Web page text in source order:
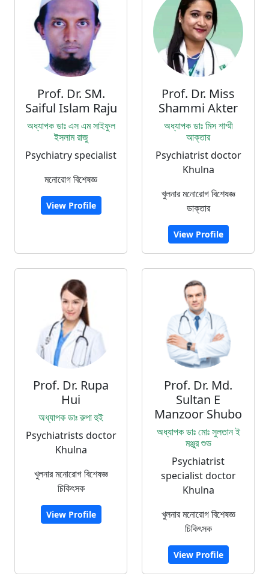
Prof. Dr. SM.
Saiful Islam Raju
অধ্যাপক ডাঃ এস এম সাইফুল
ইসলাম রাজু
Psychiatry specialist
মনোরোগ বিশেষজ্ঞ
View Profile
Prof. Dr. Miss
Shammi Akter
অধ্যাপক ডাঃ মিস শাম্মী
আক্তার
Psychiatrist doctor
Khulna
খুলনার মনোরোগ বিশেষজ্ঞ
ডাক্তার
View Profile
Prof. Dr. Rupa
Hui
অধ্যাপক ডাঃ রুপা হুই
Psychiatrists doctor
Khulna
খুলনার মনোরোগ বিশেষজ্ঞ
চিকিৎসক
View Profile
Prof. Dr. Md.
Sultan E
Manzoor Shubo
অধ্যাপক ডাঃ মোঃ সুলতান ই
মঞ্জুর শুভ
Psychiatrist
specialist doctor
Khulna
খুলনার মনোরোগ বিশেষজ্ঞ
চিকিৎসক
View Profile